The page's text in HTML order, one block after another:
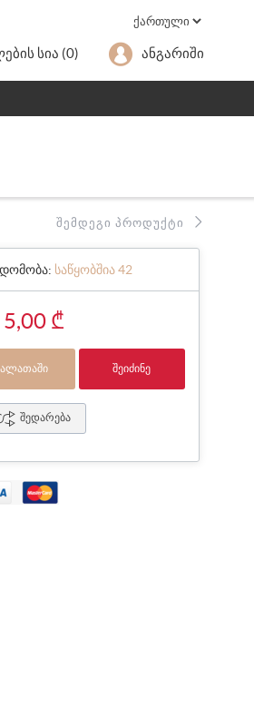
Სია (0) Ანგარიში
ᲨᲔᲛᲓᲔᲒᲘ ᲞᲠᲝᲓᲣᲥᲢᲘ
საწყობშია 42
5,00 ₾
ᲨᲔᲘᲫᲘᲜᲔ
შედარება